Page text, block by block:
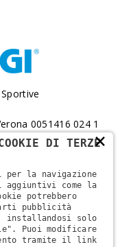
0051416 024 1
I.v. - Posiz.
×
DI TERZE
la navigazione
come la
potrebbero
pubblicità
solo
Puoi modificare
tramite il link